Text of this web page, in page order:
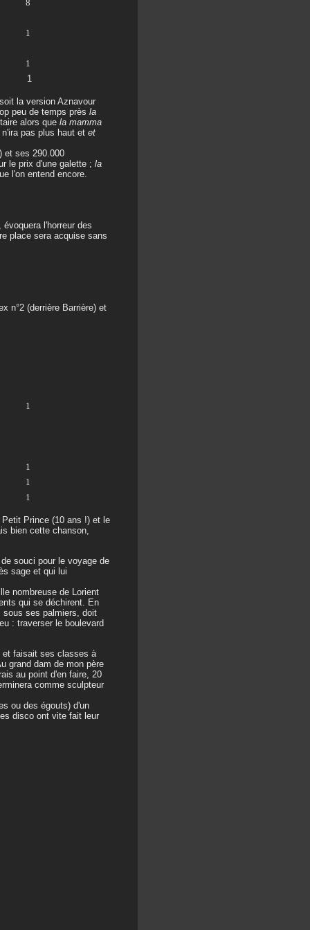
8
1
1
1
la version Aznavour
peu de temps près la
alors que la mamma
n'ira pas plus haut et et
et ses 290.000
le prix d'une galette ; la
l'on entend encore.
l'horreur des
place sera acquise sans
n°2 (derrière Barrière) et
1
1
1
1
Prince (10 ans !) et le
bien cette chanson,
souci pour le voyage de
sage et qui lui
nombreuse de Lorient
qui se déchirent. En
sous ses palmiers, doit
: traverser le boulevard
et faisait ses classes à
grand dam de mon père
au point d'en faire, 20
comme sculpteur
ou des égouts) d'un
disco ont vite fait leur